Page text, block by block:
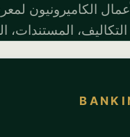
الكاميرونيون
المستندات،